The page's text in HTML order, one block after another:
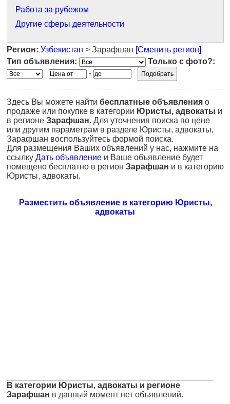
Работа за рубежом
Другие сферы деятельности
Регион: Узбекистан > Зарафшан [Сменить регион]
Тип объявления:
Только с фото?:
-
Здесь Вы можете найти бесплатные объявления о
продаже или покупке в категории Юристы, адвокаты и
в регионе Зарафшан. Для уточнения поиска по цене
или другим параметрам в разделе Юристы, адвокаты,
Зарафшан воспользуйтесь формой поиска.
Для размещения Ваших объявлений у нас, нажмите на
ссылку Дать объявление и Ваше объявление будет
помещено бесплатно в регион Зарафшан и в категорию
Юристы, адвокаты.
Разместить объявление в категорию Юристы,
адвокаты
В категории Юристы, адвокаты и регионе
Зарафшан в данный момент нет объявлений.